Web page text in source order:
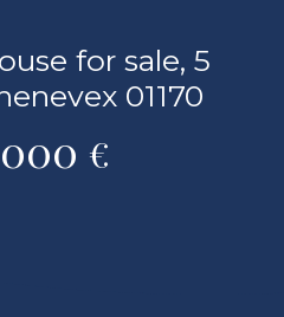
for sale, 5
01170
€